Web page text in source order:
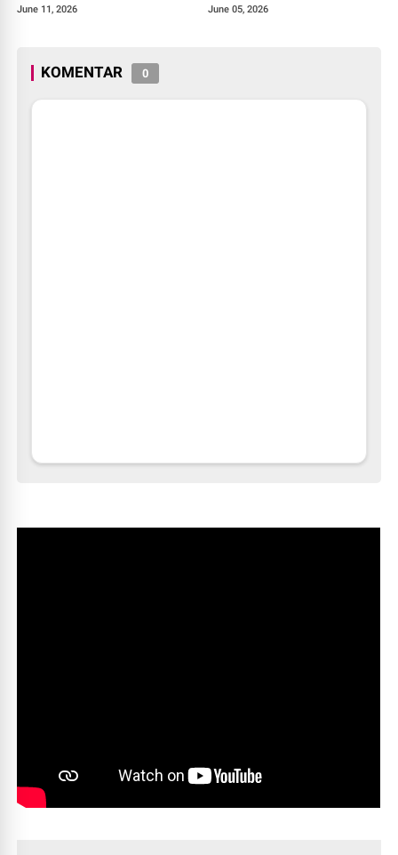
Petugas di Lapangan
June 11, 2026
Mediasi di Kantor Desa
June 05, 2026
KOMENTAR 0